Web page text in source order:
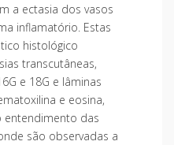
a ectasia dos vasos
inflamatório. Estas
histológico
transcutâneas,
e 18G e lâminas
e eosina,
entendimento das
são observadas a